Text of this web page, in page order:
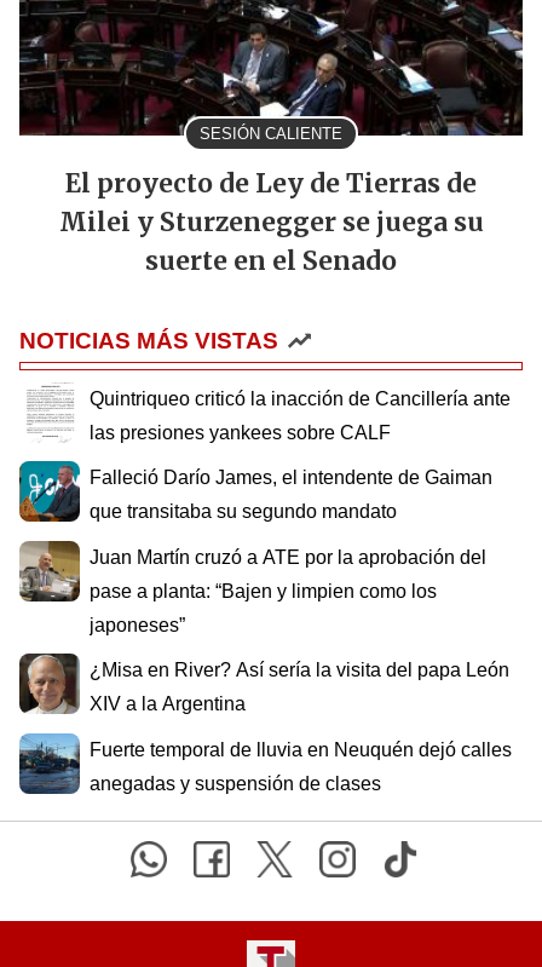
SESIÓN CALIENTE
El proyecto de Ley de Tierras de
Milei y Sturzenegger se juega su
suerte en el Senado
NOTICIAS MÁS VISTAS
Quintriqueo criticó la inacción de Cancillería ante
las presiones yankees sobre CALF
Falleció Darío James, el intendente de Gaiman
que transitaba su segundo mandato
Juan Martín cruzó a ATE por la aprobación del
pase a planta: “Bajen y limpien como los
japoneses”
¿Misa en River? Así sería la visita del papa León
XIV a la Argentina
Fuerte temporal de lluvia en Neuquén dejó calles
anegadas y suspensión de clases